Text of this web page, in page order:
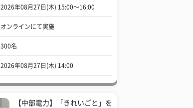
2026年08月27日(木) 15:00〜16:00
オンラインにて実施
300名
2026年08月27日(木) 14:00
【中部電力】「きれいごと」を